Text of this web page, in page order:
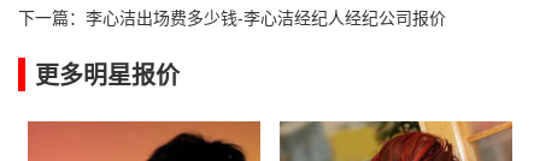
下一篇： 李心洁出场费多少钱-李心洁经纪人经纪公司报价
更多明星报价